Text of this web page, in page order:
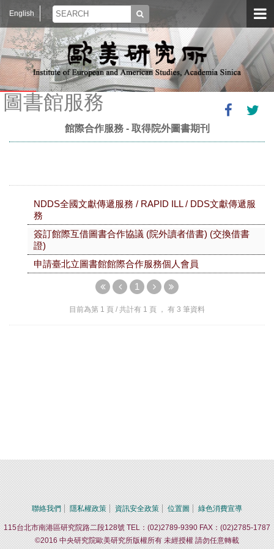
English
圖書館服務
館際合作服務 - 取得院外圖書期刊
NDDS全國文獻傳遞服務 / RAPID ILL / DDS文獻傳遞服
務
簽訂館際互借圖書合作協議 (院外讀者借書) (交換借書
證)
申請臺北立圖書館館際合作服務個人會員
1
目前為第 1 頁 / 共計有 1 頁 ， 有 3 筆資料
聯絡我們 隱私權政策 資訊安全政策 位置圖 綠色消費宣導
115台北市南港區研究院路二段128號 TEL：(02)2789-9390 FAX：(02)2785-1787
©2016 中央研究院歐美研究所版權所有 未經授權 請勿任意轉載